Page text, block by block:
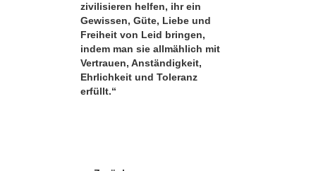
zivilisieren helfen, ihr ein
Gewissen, Güte, Liebe und
Freiheit von Leid bringen,
indem man sie allmählich mit
Vertrauen, Anständigkeit,
Ehrlichkeit und Toleranz
erfüllt.“